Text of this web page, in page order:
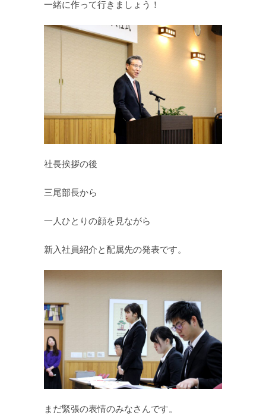
一緒に作って行きましょう！
社長挨拶の後
三尾部長から
一人ひとりの顔を見ながら
新入社員紹介と配属先の発表です。
まだ緊張の表情のみなさんです。